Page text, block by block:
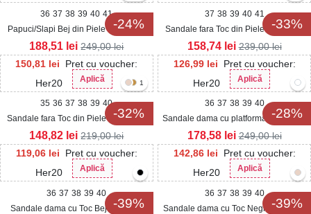
-24%
36 37 38 39 40 41
Papuci/Slapi Bej din Piele Ecologica
Intoarsa Kinra
150,81 lei
Pret cu voucher:
Her20
Aplică
188,51 lei 249,00lei
-33%
37 38 39 40 41
Sandale fara Toc din Piele Ecologica
Intoarsa dama Kaki Yanko
126,99 lei
Pret cu voucher:
Her20
Aplică
158,74 lei 239,00lei
-32%
1
35 36 37 38 39 40
Sandale fara Toc din Piele Ecologica
Intoarsa dama Maro Elyzas
119,06 lei
Pret cu voucher:
Her20
Aplică
148,82 lei 219,00lei
-28%
36 37 38 39 40
Sandale dama cu platforma Negre din
Piele Ecologica Rolina
142,86 lei
Pret cu voucher:
Her20
Aplică
178,58 lei 249,00lei
-39%
36 37 38 39 40
Sandale dama cu Toc Bej din Piele
-39%
36 37 38 39 40
Sandale dama cu Toc Negre din Piele